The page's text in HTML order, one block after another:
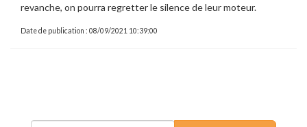
revanche, on pourra regretter le silence de leur moteur.
Date de publication : 08/09/2021 10:39:00